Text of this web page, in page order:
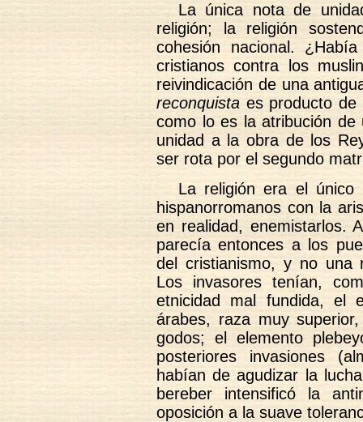
La única nota de
religión; la religión
cohesión nacional.
cristianos contra los
reivindicación de una
reconquista es producto de
como lo es la atribución de
unidad a la obra de los
ser rota por el segundo
La religión era el
hispanorromanos con la
en realidad, enemistarlos.
parecía entonces a los
del cristianismo, y no una
Los invasores tenían,
etnicidad mal fundida, el
árabes, raza muy
godos; el elemento
posteriores invasiones
habían de agudizar la
bereber intensificó la
oposición a la suave